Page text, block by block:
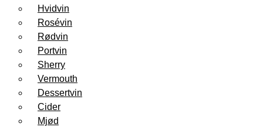
Hvidvin
Rosévin
Rødvin
Portvin
Sherry
Vermouth
Dessertvin
Cider
Mjød